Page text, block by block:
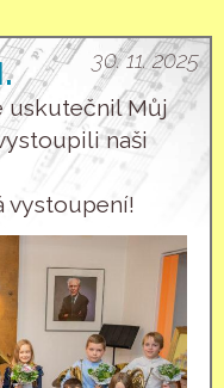
30. 11. 2025
uskutečnil Můj
naši
vystoupení!